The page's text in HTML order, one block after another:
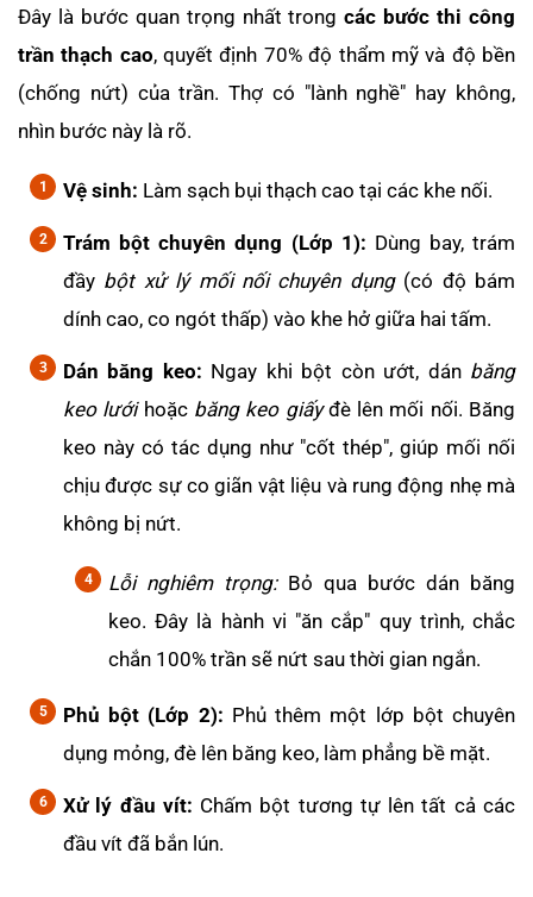
Đây là bước quan trọng nhất trongcác bước thi công
trần thạch cao, quyết định 70% độ thẩm mỹ và độ bền
(chống nứt) của trần. Thợ có "lành nghề" hay không,
nhìn bước này là rõ.
Vệ sinh: Làm sạch bụi thạch cao tại các khe nối.
Trám bột chuyên dụng (Lớp 1): Dùng bay, trám
đầy bột xử lý mối nối chuyên dụng(có độ bám
dính cao, co ngót thấp) vào khe hở giữa hai tấm.
Dán băng keo: Ngay khi bột còn ướt, dán băng
keo lướihoặc băng keo giấyđè lên mối nối. Băng
keo này có tác dụng như "cốt thép", giúp mối nối
chịu được sự co giãn vật liệu và rung động nhẹ mà
không bị nứt.
Lỗi nghiêm trọng:Bỏ qua bước dán băng
keo. Đây là hành vi "ăn cắp" quy trình, chắc
chắn 100% trần sẽ nứt sau thời gian ngắn.
Phủ bột (Lớp 2): Phủ thêm một lớp bột chuyên
dụng mỏng, đè lên băng keo, làm phẳng bề mặt.
Xử lý đầu vít: Chấm bột tương tự lên tất cả các
đầu vít đã bắn lún.